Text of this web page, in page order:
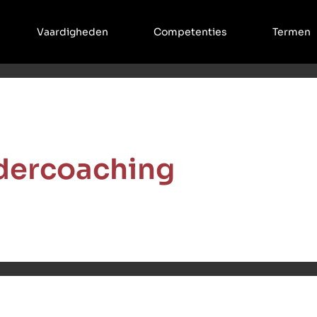
Vaardigheden Competenties Termen